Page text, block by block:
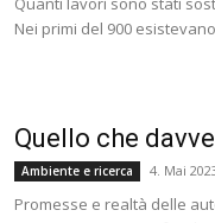
Nei primi del 900
Quello che
Ambiente e ricerca 4. Mai
Promesse e realtà delle